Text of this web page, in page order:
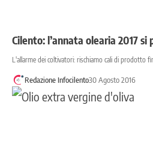
Cilento: l’annata olearia 2017
L'allarme dei coltivatori: rischiamo cali di prodotto
Redazione Infocilento30 Agosto 2016